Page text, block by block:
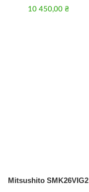
10 450,00 ₴
Mitsushito SMK26VIG2